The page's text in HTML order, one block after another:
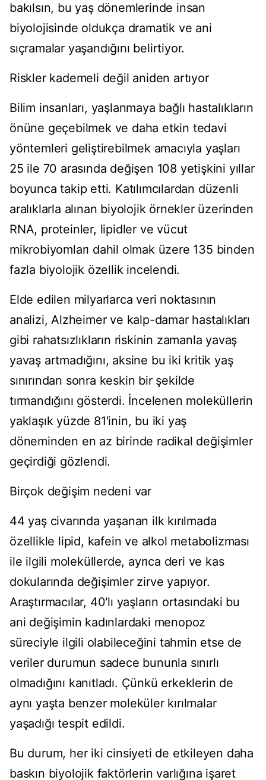
bakılsın, bu yaş dönemlerinde insan
biyolojisinde oldukça dramatik ve ani
sıçramalar yaşandığını belirtiyor.
Riskler kademeli değil aniden artıyor
Bilim insanları, yaşlanmaya bağlı hastalıkların
önüne geçebilmek ve daha etkin tedavi
yöntemleri geliştirebilmek amacıyla yaşları
25 ile 70 arasında değişen 108 yetişkini yıllar
boyunca takip etti. Katılımcılardan düzenli
aralıklarla alınan biyolojik örnekler üzerinden
RNA, proteinler, lipidler ve vücut
mikrobiyomları dahil olmak üzere 135 binden
fazla biyolojik özellik incelendi.
Elde edilen milyarlarca veri noktasının
analizi, Alzheimer ve kalp-damar hastalıkları
gibi rahatsızlıkların riskinin zamanla yavaş
yavaş artmadığını, aksine bu iki kritik yaş
sınırından sonra keskin bir şekilde
tırmandığını gösterdi. İncelenen moleküllerin
yaklaşık yüzde 81'inin, bu iki yaş
döneminden en az birinde radikal değişimler
geçirdiği gözlendi.
Birçok değişim nedeni var
44 yaş civarında yaşanan ilk kırılmada
özellikle lipid, kafein ve alkol metabolizması
ile ilgili moleküllerde, ayrıca deri ve kas
dokularında değişimler zirve yapıyor.
Araştırmacılar, 40'lı yaşların ortasındaki bu
ani değişimin kadınlardaki menopoz
süreciyle ilgili olabileceğini tahmin etse de
veriler durumun sadece bununla sınırlı
olmadığını kanıtladı. Çünkü erkeklerin de
aynı yaşta benzer moleküler kırılmalar
yaşadığı tespit edildi.
Bu durum, her iki cinsiyeti de etkileyen daha
baskın biyolojik faktörlerin varlığına işaret